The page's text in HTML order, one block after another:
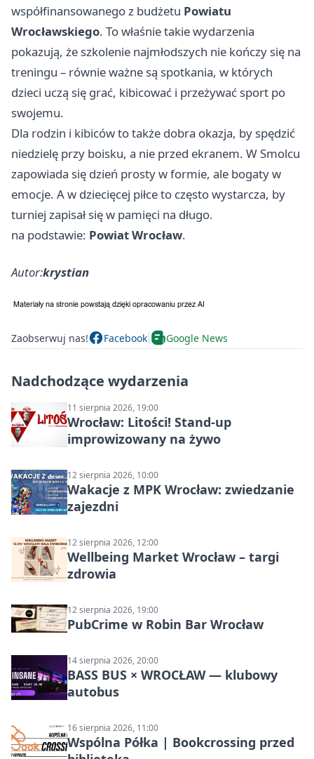
współfinansowanego z budżetu Powiatu
Wrocławskiego. To właśnie takie wydarzenia
pokazują, że szkolenie najmłodszych nie kończy się na
treningu – równie ważne są spotkania, w których
dzieci uczą się grać, kibicować i przeżywać sport po
swojemu.
Dla rodzin i kibiców to także dobra okazja, by spędzić
niedzielę przy boisku, a nie przed ekranem. W Smolcu
zapowiada się dzień prosty w formie, ale bogaty w
emocje. A w dziecięcej piłce to często wystarcza, by
turniej zapisał się w pamięci na długo.
na podstawie: Powiat Wrocław.
Autor:krystian
Zaobserwuj nas! Facebook Google News
Nadchodzące wydarzenia
11 sierpnia 2026, 19:00
Wrocław: Litości! Stand-up
improwizowany na żywo
12 sierpnia 2026, 10:00
Wakacje z MPK Wrocław: zwiedzanie
zajezdni
12 sierpnia 2026, 12:00
Wellbeing Market Wrocław – targi
zdrowia
12 sierpnia 2026, 19:00
PubCrime w Robin Bar Wrocław
14 sierpnia 2026, 20:00
BASS BUS × WROCŁAW — klubowy
autobus
16 sierpnia 2026, 11:00
Wspólna Półka | Bookcrossing przed